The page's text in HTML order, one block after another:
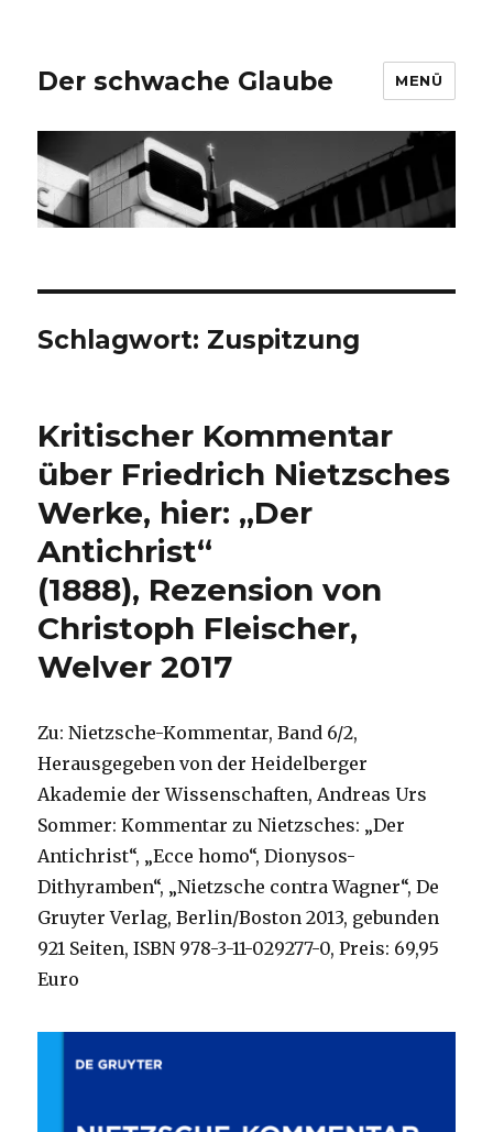
Der schwache Glaube MENÜ
Schlagwort: Zuspitzung
Kritischer Kommentar
über Friedrich Nietzsches
Werke, hier: „Der
Antichrist“
(1888), Rezension von
Christoph Fleischer,
Welver 2017
Zu: Nietzsche-Kommentar, Band 6/2,
Herausgegeben von der Heidelberger
Akademie der Wissenschaften, Andreas Urs
Sommer: Kommentar zu Nietzsches: „Der
Antichrist“, „Ecce homo“, Dionysos-
Dithyramben“, „Nietzsche contra Wagner“, De
Gruyter Verlag, Berlin/Boston 2013, gebunden
921 Seiten, ISBN 978-3-11-029277-0, Preis: 69,95
Euro